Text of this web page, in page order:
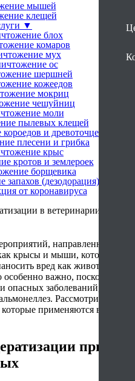
мышей
клещей
▼
блох
комаров
мух
ос
шершней
кожеедов
мокриц
чешуйниц
моли
пылевых клещей
и древоточцев
плесени и грибка
крыс
кротов и землероек
борщевика
запахов (дезодорация)
от коронавируса
в ветеринарии
направленных на
крысы и мыши, которые
вред как животным,
важно, поскольку
заболеваний, таких
Рассмотрим
применяются в
при